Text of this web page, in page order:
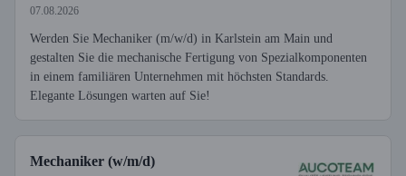
07.08.2026
Werden Sie Mechaniker (m/w/d) in Karlstein am Main und
gestalten Sie die mechanische Fertigung von Spezialkomponenten
in einem familiären Unternehmen mit höchsten Standards.
Elegante Lösungen warten auf Sie!
Mechaniker (w/m/d)